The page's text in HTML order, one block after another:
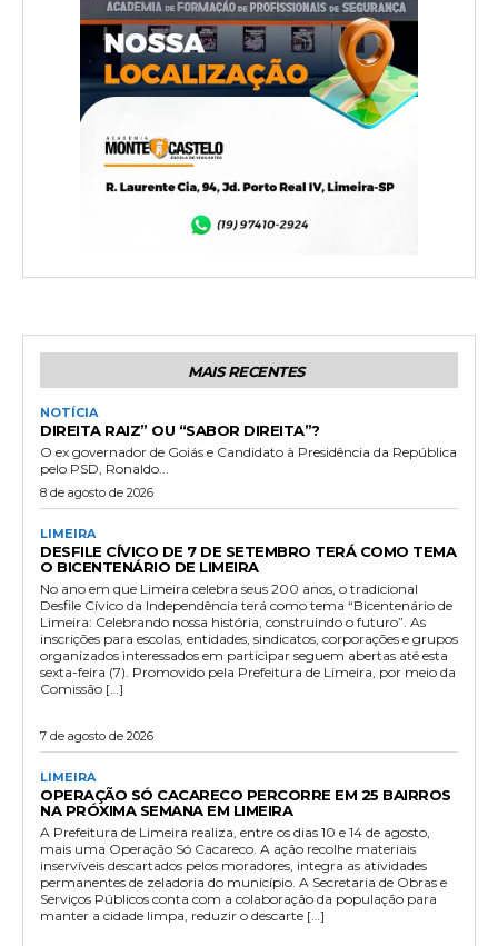
MAIS RECENTES
NOTÍCIA
DIREITA RAIZ” OU “SABOR DIREITA”?
O ex governador de Goiás e Candidato à Presidência da República
pelo PSD, Ronaldo...
8 de agosto de 2026
LIMEIRA
DESFILE CÍVICO DE 7 DE SETEMBRO TERÁ COMO TEMA
O BICENTENÁRIO DE LIMEIRA
No ano em que Limeira celebra seus 200 anos, o tradicional
Desfile Cívico da Independência terá como tema “Bicentenário de
Limeira: Celebrando nossa história, construindo o futuro”. As
inscrições para escolas, entidades, sindicatos, corporações e grupos
organizados interessados em participar seguem abertas até esta
sexta-feira (7). Promovido pela Prefeitura de Limeira, por meio da
Comissão […]
7 de agosto de 2026
LIMEIRA
OPERAÇÃO SÓ CACARECO PERCORRE EM 25 BAIRROS
NA PRÓXIMA SEMANA EM LIMEIRA
A Prefeitura de Limeira realiza, entre os dias 10 e 14 de agosto,
mais uma Operação Só Cacareco. A ação recolhe materiais
inservíveis descartados pelos moradores, integra as atividades
permanentes de zeladoria do município. A Secretaria de Obras e
Serviços Públicos conta com a colaboração da população para
manter a cidade limpa, reduzir o descarte […]